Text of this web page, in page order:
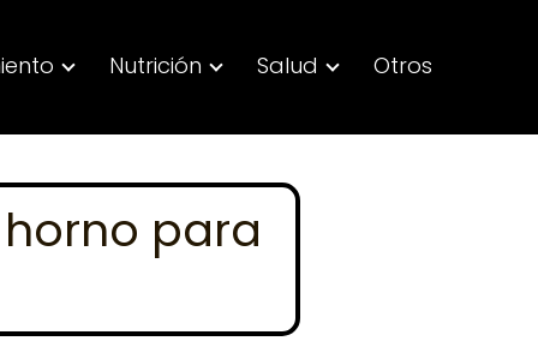
Nutrición Salud Otros
para